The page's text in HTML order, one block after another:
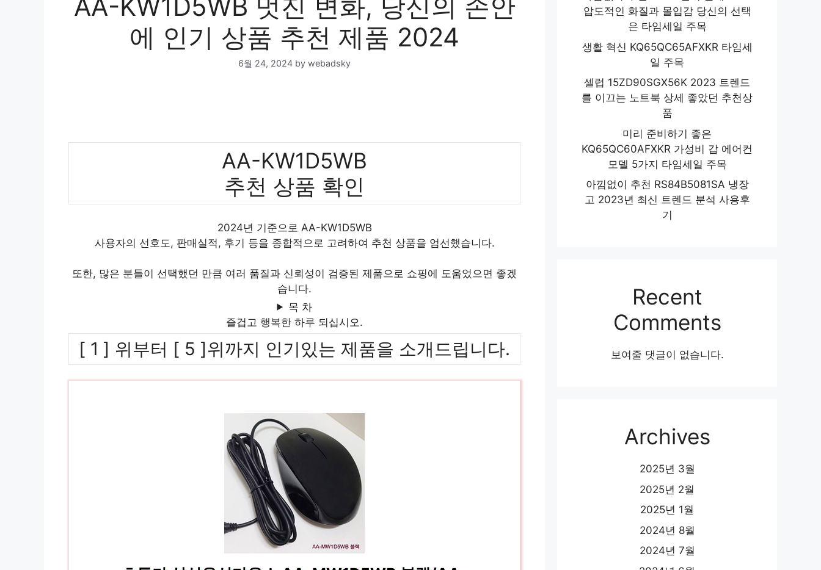
AA-KW1D5WB 멋진 변화, 당신의 손안
에 인기 상품 추천 제품 2024
6월 24, 2024 by webadsky
AA-KW1D5WB
추천 상품 확인
2024년 기준으로 AA-KW1D5WB
사용자의 선호도, 판매실적, 후기 등을 종합적으로 고려하여 추천 상품을 엄선했습니다.
또한, 많은 분들이 선택했던 만큼 여러 품질과 신뢰성이 검증된 제품으로 쇼핑에 도움었으면 좋겠
습니다.
목 차
즐겁고 행복한 하루 되십시오.
[ 1 ] 위부터 [ 5 ]위까지 인기있는 제품을 소개드립니다.
압도적인 화질과 몰입감 당신의 선택
은 타임세일 주목
생활 혁신 KQ65QC65AFXKR 타임세
일 주목
셀럽 15ZD90SGX56K 2023 트렌드
를 이끄는 노트북 상세 좋았던 추천상
품
미리 준비하기 좋은
KQ65QC60AFXKR 가성비 갑 에어컨
모델 5가지 타임세일 주목
아낌없이 추천 RS84B5081SA 냉장
고 2023년 최신 트렌드 분석 사용후
기
Recent
Comments
보여줄 댓글이 없습니다.
Archives
2025년 3월
2025년 2월
2025년 1월
2024년 8월
2024년 7월